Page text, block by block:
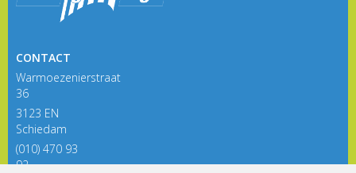
CONTACT
Warmoezenierstraat
36
3123 EN
Schiedam
(010) 470 93
92